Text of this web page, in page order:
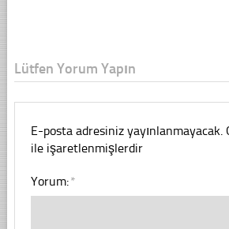
Lütfen Yorum Yapın
E-posta adresiniz yayınlanmayacak.
ile işaretlenmişlerdir
Yorum:*